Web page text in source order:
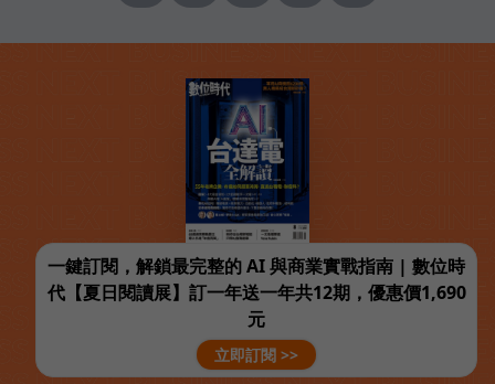
一鍵訂閱，解鎖最完整的 AI 與商業實戰指南 | 數位時
代【夏日閱讀展】訂一年送一年共12期，優惠價1,690
元
立即訂閱 >>